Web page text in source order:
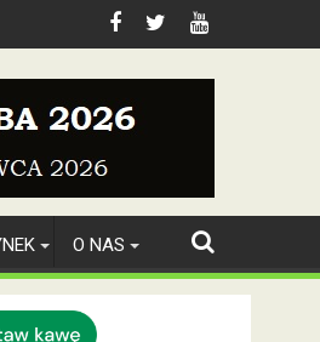
O NAS